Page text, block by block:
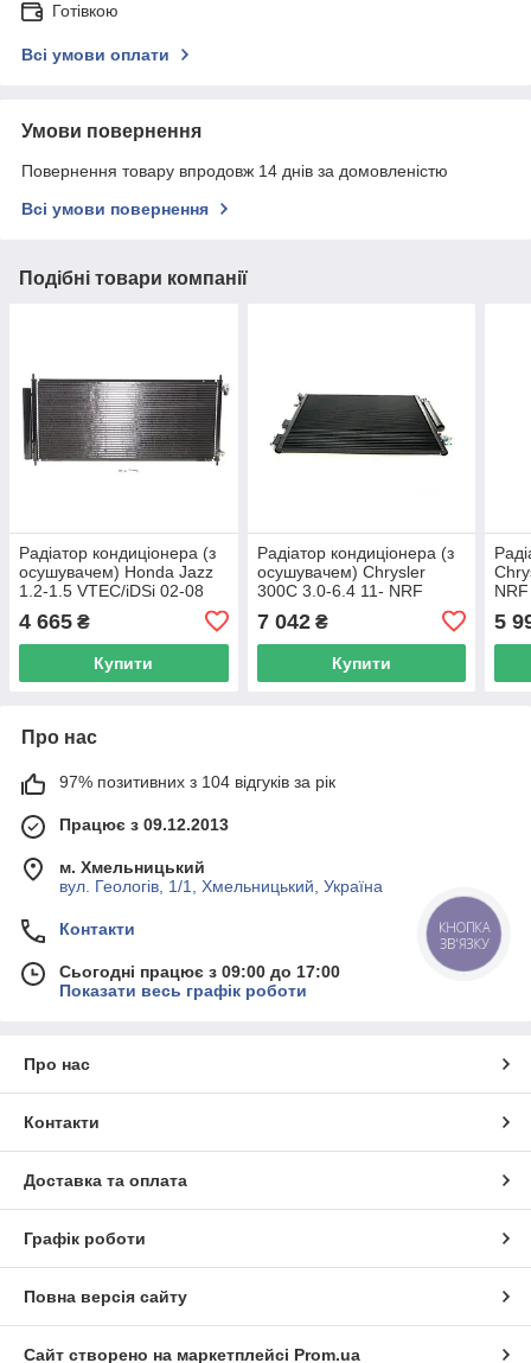
Готівкою
Всі умови оплати
Умови повернення
Повернення товару впродовж 14 днів за домовленістю
Всі умови повернення
Подібні товари компанії
Радіатор кондиціонера (з
осушувачем) Honda Jazz
1.2-1.5 VTEC/iDSi 02-08
4 665 ₴
Купити
Радіатор кондиціонера (з
осушувачем) Chrysler
300C 3.0-6.4 11- NRF
7 042₴
Купити
5
Про нас
97% позитивних з 104 відгуків за рік
Працює з 09.12.2013
м. Хмельницький
вул. Геологів, 1/1, Хмельницький, Україна
Контакти
Сьогодні працює з 09:00 до 17:00
Показати весь графік роботи
Про нас
Контакти
Доставка та оплата
Графік роботи
Повна версія сайту
Сайт створено на маркетплейсі Prom.ua
КНОПКА
ЗВ'ЯЗКУ